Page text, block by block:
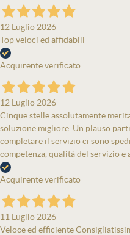
12 Luglio 2026
Top veloci ed affidabili
Acquirente verificato
12 Luglio 2026
Cinque stelle assolutamente
soluzione migliore. Un plauso
completare il servizio ci sono
competenza, qualità del servizio
Acquirente verificato
11 Luglio 2026
Veloce ed efficiente